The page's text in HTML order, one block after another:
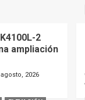
2
ampliación
agosto, 2026